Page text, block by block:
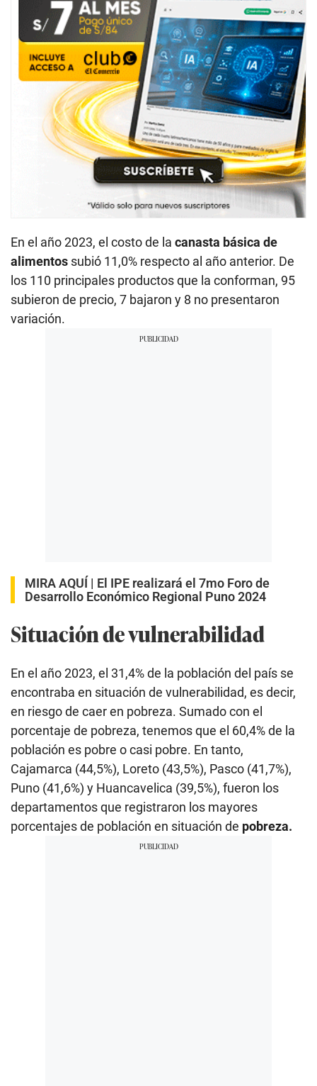
En el año 2023, el costo de la canasta básica de
alimentos subió 11,0% respecto al año anterior. De
los 110 principales productos que la conforman, 95
subieron de precio, 7 bajaron y 8 no presentaron
variación.
MIRA AQUÍ | El IPE realizará el 7mo Foro de
Desarrollo Económico Regional Puno 2024
Situación de vulnerabilidad
En el año 2023, el 31,4% de la población del país se
encontraba en situación de vulnerabilidad, es decir,
en riesgo de caer en pobreza. Sumado con el
porcentaje de pobreza, tenemos que el 60,4% de la
población es pobre o casi pobre. En tanto,
Cajamarca (44,5%), Loreto (43,5%), Pasco (41,7%),
Puno (41,6%) y Huancavelica (39,5%), fueron los
departamentos que registraron los mayores
porcentajes de población en situación de pobreza.